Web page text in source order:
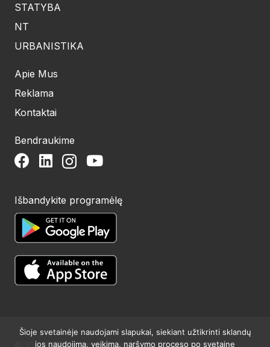
STATYBA
NT
URBANISTIKA
Apie Mus
Reklama
Kontaktai
Bendraukime
Išbandykite programėlę
© 2024 UAB Structum projektai. Visos teisės saugomos.
Šioje svetainėje naudojami slapukai, siekiant užtikrinti sklandų
jos naudojimą, veikimą, naršymo proceso po svetainę